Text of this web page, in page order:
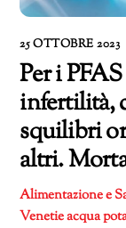
25 OTTOBRE 2023
Per i
infertilità,
squilibri
altri.
Alimentazione e
Venetieacqua